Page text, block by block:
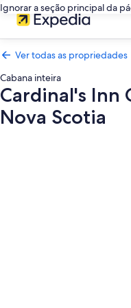
Ignorar a seção principal da
Ver todas as propriedades
Cabana inteira
Cardinal's Inn
Nova Scotia